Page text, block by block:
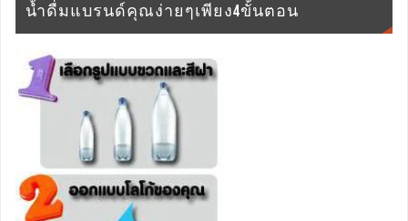
น้ำดื่มแบรนด์คุณง่ายๆเพียง4ขั้นตอน